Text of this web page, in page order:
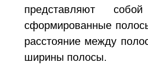
представляют
сформированные
расстояние между
ширины полосы.